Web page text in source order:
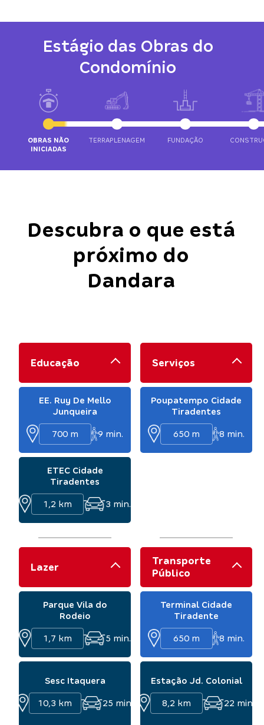
Estágio das Obras do
Condomínio
OBRAS NÃO
INICIADAS
TERRAPLENAGEM FUNDAÇÃO
Descubra o que está
próximo do
Dandara
Educação
EE. Ruy De Mello
Junqueira
700 m 9 min.
ETEC Cidade
Tiradentes
1,2 km 3 min.
Serviços
Poupatempo Cidade
Tiradentes
650 m 8 min.
Lazer
Parque Vila do
Rodeio
1,7 km 5 min.
Sesc Itaquera
10,3 km 25 min.
Transporte
Público
Terminal Cidade
Tiradente
650 m 8 min.
Estação Jd. Colonial
8,2 km 22 min.